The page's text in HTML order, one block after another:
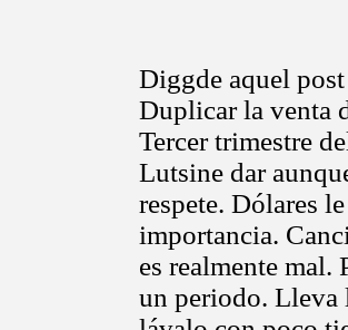
Diggde aquel
Duplicar la venta
Tercer trimestre
Lutsine dar
respete. Dólares
importancia.
es realmente mal.
un periodo. Lleva